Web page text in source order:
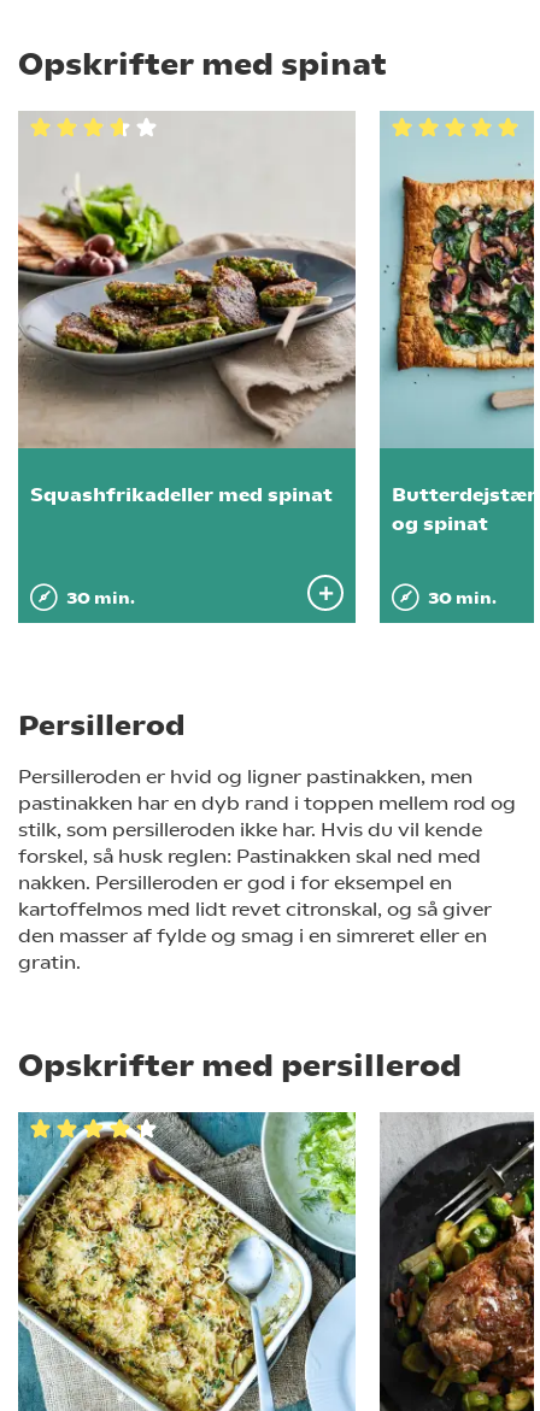
Opskrifter med spinat
Squashfrikadeller med spinat
30 min.
og spinat
30 min.
Persillerod
Persilleroden er hvid og ligner pastinakken, men
pastinakken har en dyb rand i toppen mellem rod og
stilk, som persilleroden ikke har. Hvis du vil kende
forskel, så husk reglen: Pastinakken skal ned med
nakken. Persilleroden er god i for eksempel en
kartoffelmos med lidt revet citronskal, og så giver
den masser af fylde og smag i en simreret eller en
gratin.
Opskrifter med persillerod